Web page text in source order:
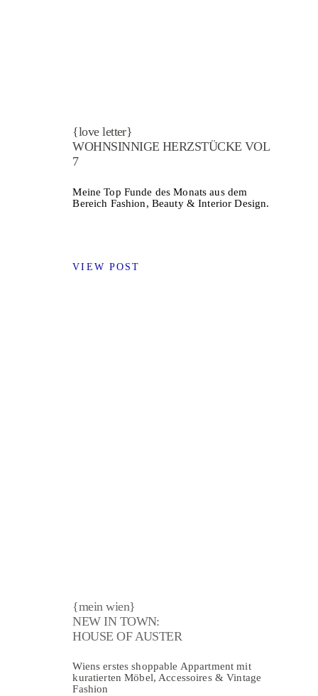
{love letter}
WOHNSINNIGE HERZSTÜCKE VOL
7
Meine Top Funde des Monats aus dem
Bereich Fashion, Beauty & Interior Design.
VIEW POST
{mein wien}
NEW IN TOWN:
HOUSE OF AUSTER
Wiens erstes shoppable Appartment mit
kuratierten Möbel, Accessoires & Vintage
Fashion